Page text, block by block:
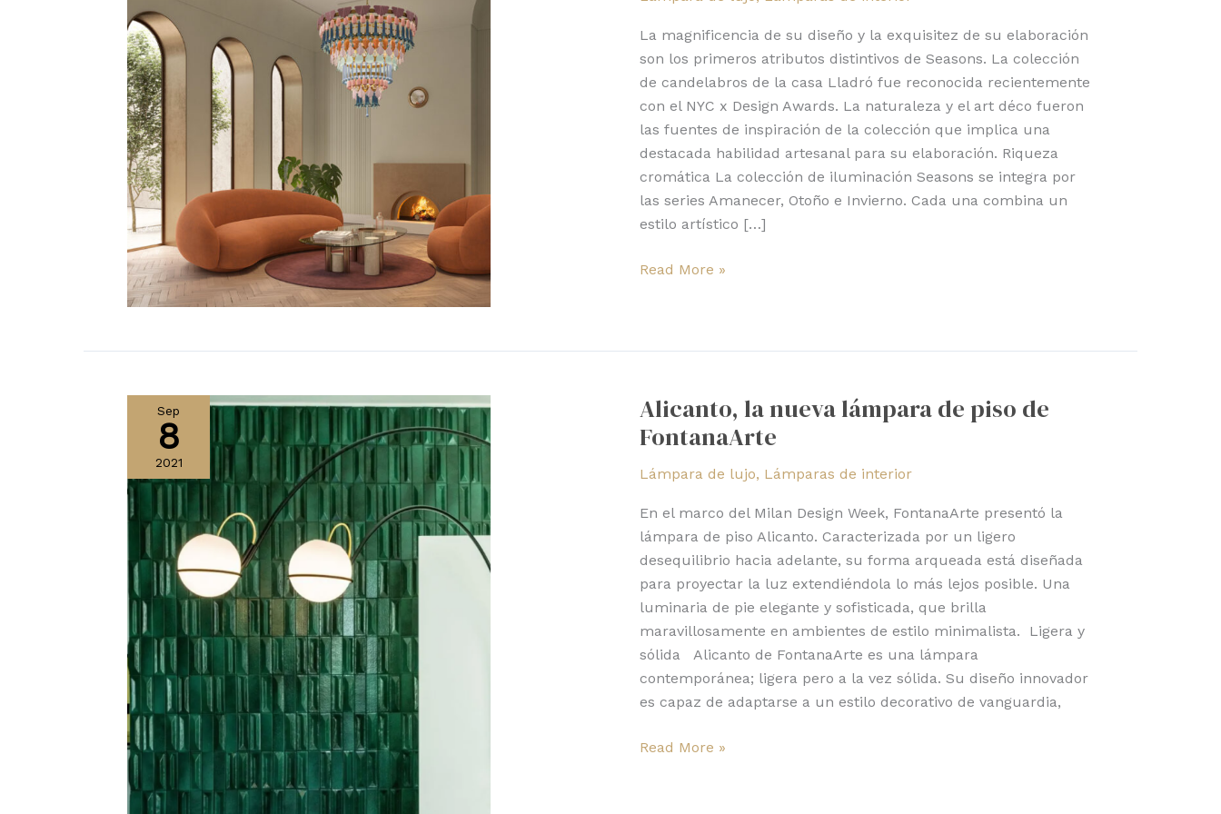
La magnificencia de su diseño y la exquisitez de su elaboración
son los primeros atributos distintivos de Seasons. La colección
de candelabros de la casa Lladró fue reconocida recientemente
con el NYC x Design Awards. La naturaleza y el art déco fueron
las fuentes de inspiración de la colección que implica una
destacada habilidad artesanal para su elaboración. Riqueza
cromática La colección de iluminación Seasons se integra por
las series Amanecer, Otoño e Invierno. Cada una combina un
estilo artístico […]
déco
Read More »
Sep
8
2021
Alicanto, la nueva lámpara de piso de
FontanaArte
Lámpara de lujo, Lámparas de interior
En el marco del Milan Design Week, FontanaArte presentó la
lámpara de piso Alicanto. Caracterizada por un ligero
desequilibrio hacia adelante, su forma arqueada está diseñada
para proyectar la luz extendiéndola lo más lejos posible. Una
luminaria de pie elegante y sofisticada, que brilla
maravillosamente en ambientes de estilo minimalista. Ligera y
sólida Alicanto de FontanaArte es una lámpara
contemporánea; ligera pero a la vez sólida. Su diseño innovador
es capaz de adaptarse a un estilo decorativo de vanguardia,
nueva
lámpara
piso
FontanaArte
Read More »